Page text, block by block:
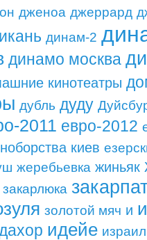
дженоа джеррард
динам-2
динамо москва
кинотеатры
дубль дуду
2011 евро-2012
киев
жеребьевка жиньяк
закарлюка
золотой мяч и
идейе